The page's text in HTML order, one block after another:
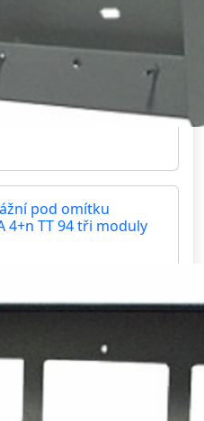
pod omítku
TESLA 4+n TT 94 tři moduly